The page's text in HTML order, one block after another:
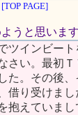
[TOP PAGE]
うと思います
ツインビー
さい。最初
た。その後
借り受けま
抱えていま